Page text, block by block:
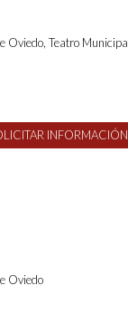
Oviedo, Teatro
INFORMACIÓN
Oviedo